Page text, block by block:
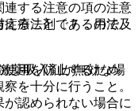
連する注意の項の注意
ること〔７．用法及
用を防止するため
を十分に行うこと。
認められない場合に
療法剤であるので、
薬吸入剤が無効な場